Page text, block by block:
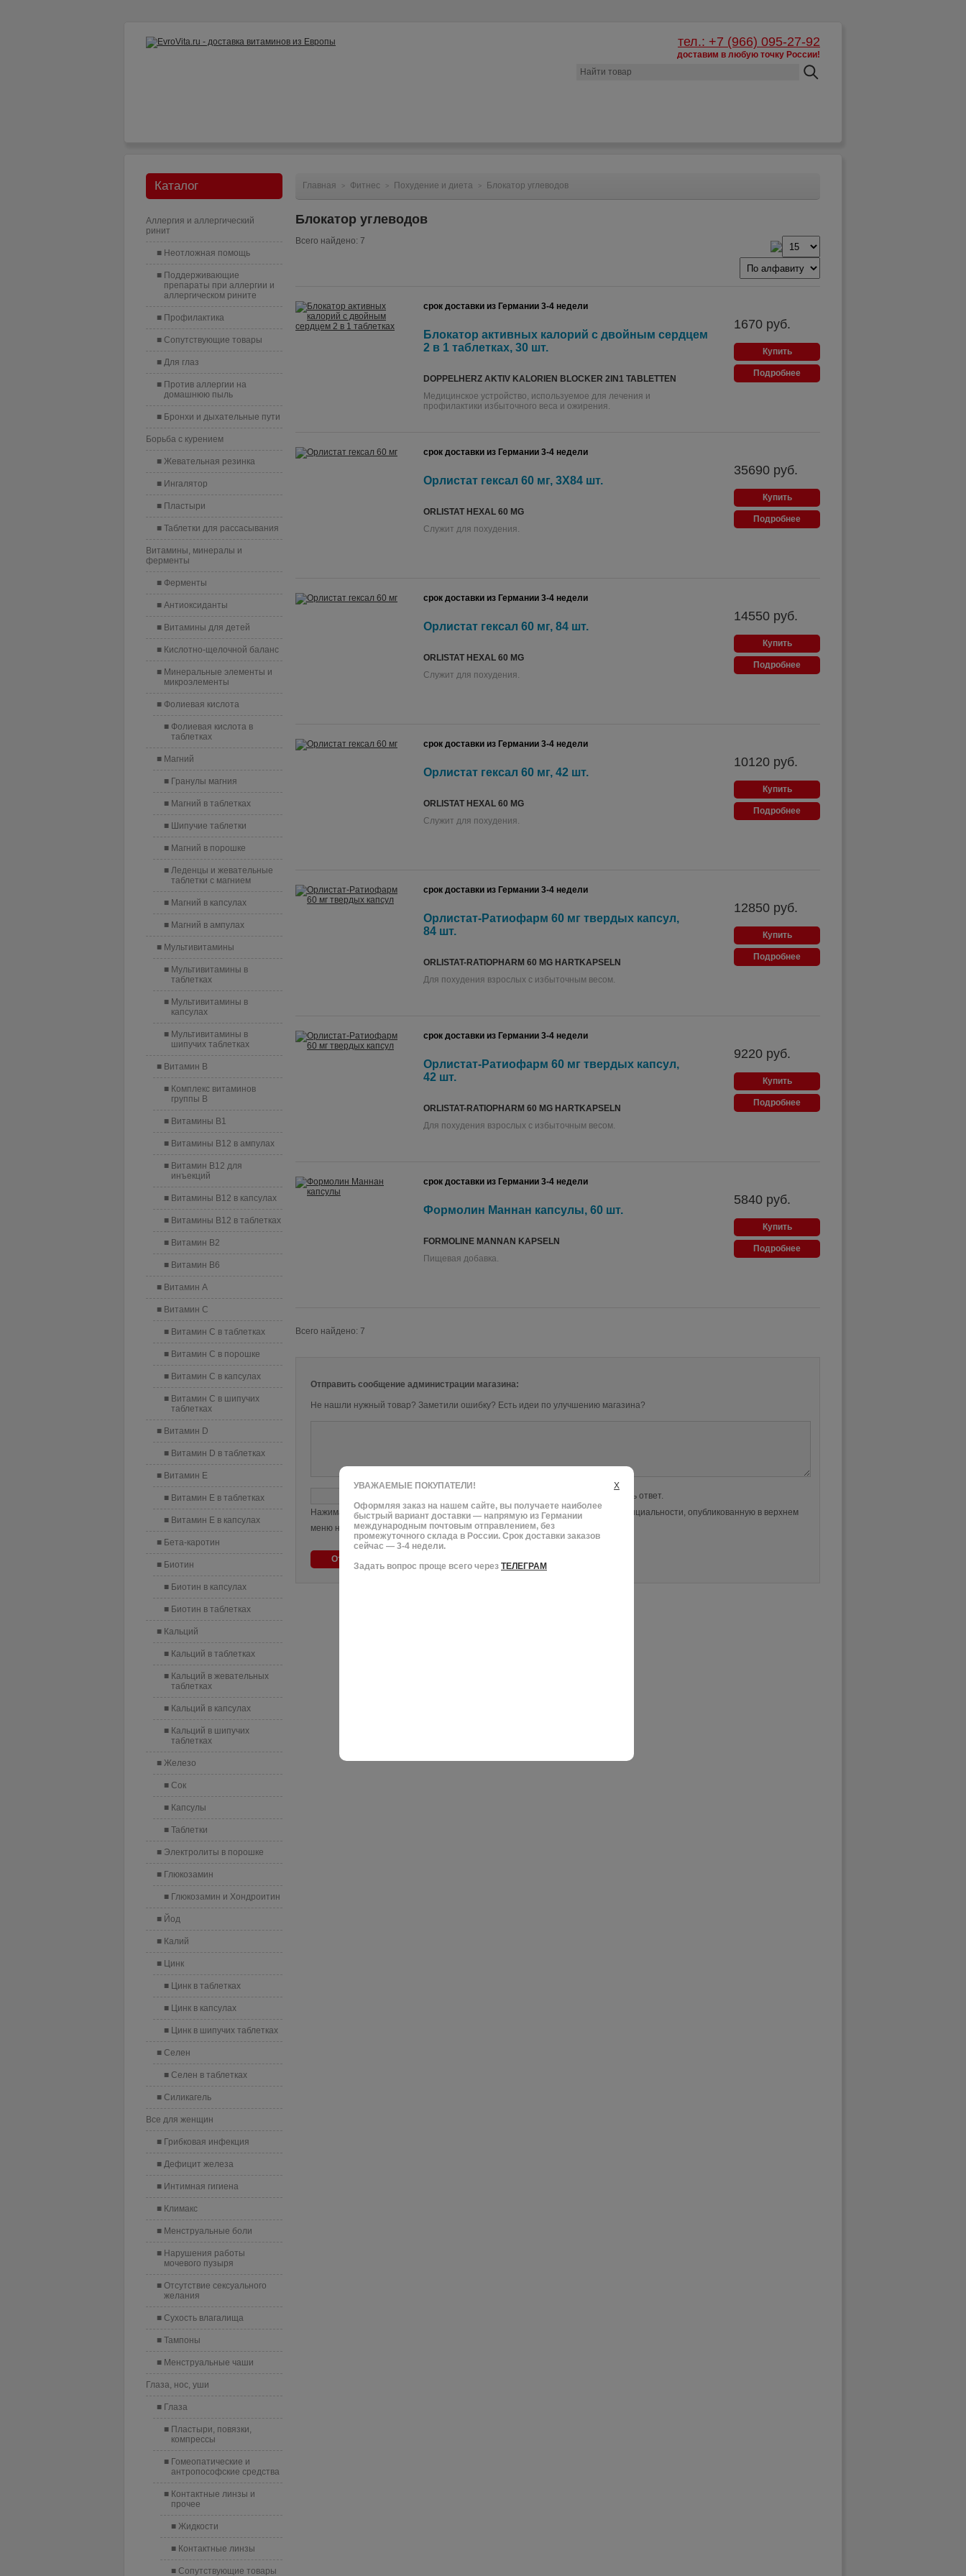
тел.: +7 (966) 095-27-92
доставим в любую точку России!
X
УВАЖАЕМЫЕ ПОКУПАТЕЛИ!
Оформляя заказ на нашем сайте, вы получаете наиболее
быстрый вариант доставки — напрямую из Германии
международным почтовым отправлением, без
промежуточного склада в России. Срок доставки заказов
сейчас — 3-4 недели.
Задать вопрос проще всего через ТЕЛЕГРАМ
Главная > Фитнес > Похудение и диета > Блокатор углеводов
Блокатор углеводов
Всего найдено: 7
срок доставки из Германии 3-4 недели
Блокатор активных калорий с двойным сердцем
2 в 1 таблетках, 30 шт.
DOPPELHERZ AKTIV KALORIEN BLOCKER 2IN1 TABLETTEN
Медицинское устройство, используемое для лечения и
профилактики избыточного веса и ожирения.
1670 руб.
Купить
Подробнее
срок доставки из Германии 3-4 недели
Орлистат гексал 60 мг, 3X84 шт.
ORLISTAT HEXAL 60 MG
Служит для похудения.
35690 руб.
Купить
Подробнее
срок доставки из Германии 3-4 недели
Орлистат гексал 60 мг, 84 шт.
ORLISTAT HEXAL 60 MG
Служит для похудения.
14550 руб.
Купить
Подробнее
срок доставки из Германии 3-4 недели
Орлистат гексал 60 мг, 42 шт.
ORLISTAT HEXAL 60 MG
Служит для похудения.
10120 руб.
Купить
Подробнее
срок доставки из Германии 3-4 недели
Орлистат-Ратиофарм 60 мг твердых капсул,
84 шт.
ORLISTAT-RATIOPHARM 60 MG HARTKAPSELN
Для похудения взрослых с избыточным весом.
12850 руб.
Купить
Подробнее
срок доставки из Германии 3-4 недели
Орлистат-Ратиофарм 60 мг твердых капсул,
42 шт.
ORLISTAT-RATIOPHARM 60 MG HARTKAPSELN
Для похудения взрослых с избыточным весом.
9220 руб.
Купить
Подробнее
срок доставки из Германии 3-4 недели
Формолин Маннан капсулы, 60 шт.
FORMOLINE MANNAN KAPSELN
Пищевая добавка.
5840 руб.
Купить
Подробнее
Всего найдено: 7
Отправить сообщение администрации магазина:
Не нашли нужный товар? Заметили ошибку? Есть идеи по улучшению магазина?
- оставьте e-mail, если хотите получить ответ.
Нажимая кнопку «Отправить сообщение», Вы принимаете Политику конфиденциальности, опубликованную в верхнем
меню нашего сайта.
Отправить сообщение
Каталог
Аллергия и аллергический
ринит
Неотложная помощь
Поддерживающие
препараты при аллергии и
аллергическом рините
Профилактика
Сопутствующие товары
Для глаз
Против аллергии на
домашнюю пыль
Бронхи и дыхательные пути
Борьба с курением
Жевательная резинка
Ингалятор
Пластыри
Таблетки для рассасывания
Витамины, минералы и
ферменты
Ферменты
Антиоксиданты
Витамины для детей
Кислотно-щелочной баланс
Минеральные элементы и
микроэлементы
Фолиевая кислота
Фолиевая кислота в
таблетках
Магний
Гранулы магния
Магний в таблетках
Шипучие таблетки
Магний в порошке
Леденцы и жевательные
таблетки с магнием
Магний в капсулах
Магний в ампулах
Мультивитамины
Мультивитамины в
таблетках
Мультивитамины в
капсулах
Мультивитамины в
шипучих таблетках
Витамин B
Комплекс витаминов
группы B
Витамины B1
Витамины B12 в ампулах
Витамин B12 для
инъекций
Витамины B12 в капсулах
Витамины B12 в таблетках
Витамин B2
Витамин B6
Витамин A
Витамин C
Витамин C в таблетках
Витамин C в порошке
Витамин C в капсулах
Витамин C в шипучих
таблетках
Витамин D
Витамин D в таблетках
Витамин E
Витамин E в таблетках
Витамин E в капсулах
Бета-каротин
Биотин
Биотин в капсулах
Биотин в таблетках
Кальций
Кальций в таблетках
Кальций в жевательных
таблетках
Кальций в капсулах
Кальций в шипучих
таблетках
Железо
Сок
Капсулы
Таблетки
Электролиты в порошке
Глюкозамин
Глюкозамин и Хондроитин
Йод
Калий
Цинк
Цинк в таблетках
Цинк в капсулах
Цинк в шипучих таблетках
Селен
Селен в таблетках
Силикагель
Все для женщин
Грибковая инфекция
Дефицит железа
Интимная гигиена
Климакс
Менструальные боли
Нарушения работы
мочевого пузыря
Отсутствие сексуального
желания
Сухость влагалища
Тампоны
Менструальные чаши
Глаза, нос, уши
Глаза
Пластыри, повязки,
компрессы
Гомеопатические и
антропософские средства
Контактные линзы и
прочее
Жидкости
Контактные линзы
Сопутствующие товары